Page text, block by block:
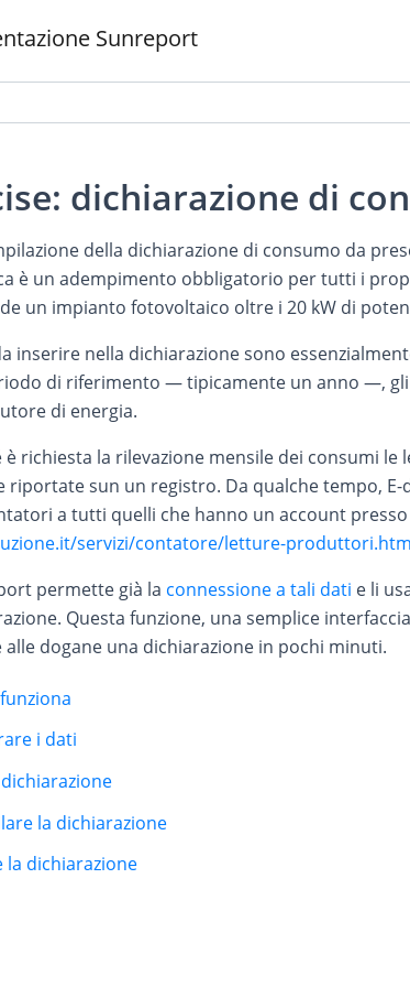
Sunreport
dichiarazione di
della dichiarazione di consumo da
è un adempimento obbligatorio per tutti i
un impianto fotovoltaico oltre i 20 kW di
inserire nella dichiarazione sono
di riferimento — tipicamente un anno —,
di energia.
è richiesta la rilevazione mensile dei consumi
riportate sun un registro. Da qualche tempo,
a tutti quelli che hanno un account
servizi/contatore/letture-
permette già la connessione a tali dati e li
Questa funzione, una semplice
alle dogane una dichiarazione in pochi minuti.
i dati
la dichiarazione
la dichiarazione